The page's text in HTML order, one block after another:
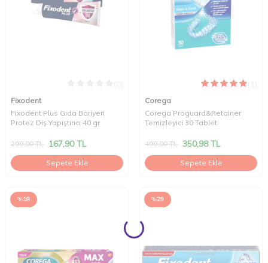
Fixodent
Fixodent Plus Gıda Bariyeri
Protez Diş Yapıştırıcı 40 gr
299,00TL 167,90TL
Sepete Ekle
Corega
Corega Proguard&Retainer
Temizleyici 30 Tablet
499,00TL 350,98TL
Sepete Ekle
%18 %29